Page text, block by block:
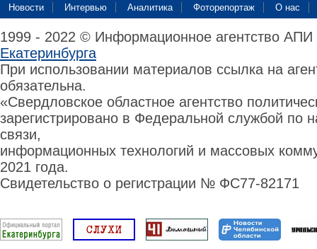
Новости Интервью Аналитика Фоторепортаж О нас
1999 - 2022 © Информационное агентство
Екатеринбурга
При использовании материалов ссылка на
обязательна.
«Свердловское областное агентство
зарегистрировано в Федеральной службой по
связи,
информационных технологий и массовых
2021 года.
Свидетельство о регистрации № ФС77-82171